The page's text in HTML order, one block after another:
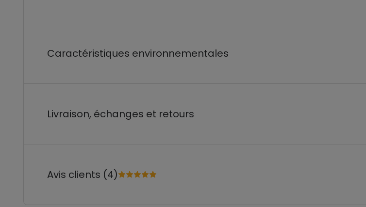
Caractéristiques environnementales
Livraison, échanges et retours
Avis clients (4)